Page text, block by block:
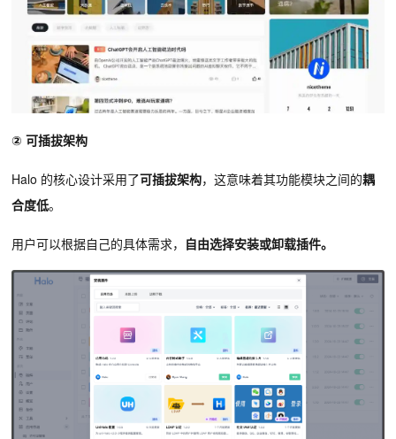
② 可插拔架构
Halo 的核心设计采用了可插拔架构，这意味着其功能模块之间的耦
合度低。
用户可以根据自己的具体需求， 自由选择安装或卸载插件。